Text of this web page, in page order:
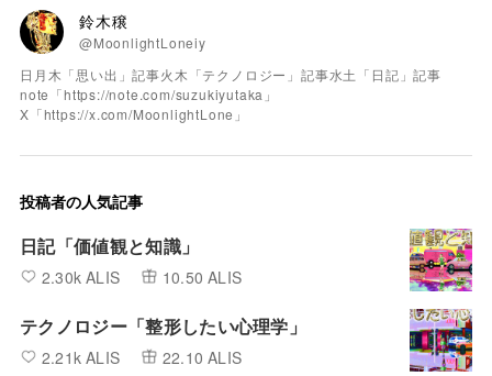
鈴木穣
@MoonlightLoneiy
日月木「思い出」記事火木「テクノロジー」記事水土「日記」記事
note「https://note.com/suzukiyutaka」
X「https://x.com/MoonlightLone」
投稿者の人気記事
日記「価値観と知識」
2.30k ALIS 10.50 ALIS
テクノロジー「整形したい心理学」
2.21k ALIS 22.10 ALIS